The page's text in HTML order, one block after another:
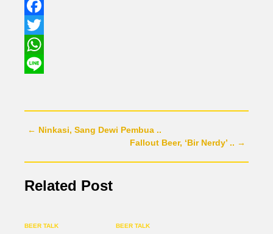
Facebook
Twitter
WhatsApp
← Ninkasi, Sang Dewi Pembua ..
Fallout Beer, ‘Bir Nerdy’ .. →
Related Post
BEER TALK BEER TALK